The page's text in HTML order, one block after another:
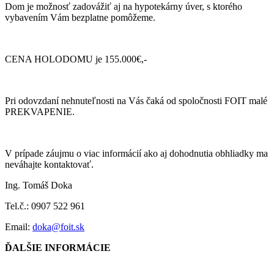
Dom je možnosť zadovážiť aj na hypotekárny úver, s ktorého
vybavením Vám bezplatne pomôžeme.
CENA HOLODOMU je 155.000€,-
Pri odovzdaní nehnuteľnosti na Vás čaká od spoločnosti FOIT malé
PREKVAPENIE.
V prípade záujmu o viac informácií ako aj dohodnutia obhliadky ma
neváhajte kontaktovať.
Ing. Tomáš Doka
Tel.č.: 0907 522 961
Email: doka@foit.sk
ĎALŠIE INFORMÁCIE